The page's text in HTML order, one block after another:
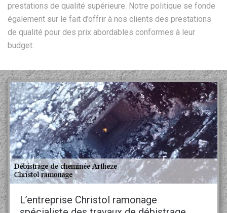
prestations de qualité supérieure. Notre politique se fonde
également sur le fait d’offrir à nos clients des prestations
de qualité pour des prix abordables conformes à leur
budget.
L’entreprise Christol ramonage